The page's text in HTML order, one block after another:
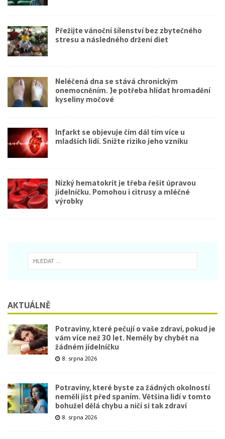
Přežijte vánoční šílenství bez zbytečného
stresu a následného držení diet
Neléčená dna se stává chronickým
onemocněním. Je potřeba hlídat hromadění
kyseliny močové
Infarkt se objevuje čím dál tím více u
mladších lidí. Snižte riziko jeho vzniku
Nízký hematokrit je třeba řešit úpravou
jídelníčku. Pomohou i citrusy a mléčné
výrobky
AKTUÁLNĚ
Potraviny, které pečují o vaše zdraví, pokud je
vám více než 30 let. Neměly by chybět na
žádném jídelníčku
8. srpna 2026
Potraviny, které byste za žádných okolností
neměli jíst před spaním. Většina lidí v tomto
bohužel dělá chybu a ničí si tak zdraví
8. srpna 2026